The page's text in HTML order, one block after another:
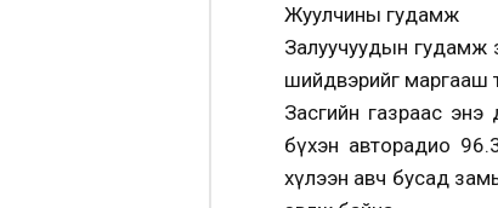
Жуулчины гудамж
Залуучуудын гудамж
шийдвэрийг маргааш
Засгийн газраас энэ
бүхэн авторадио
хүлээн авч бусад